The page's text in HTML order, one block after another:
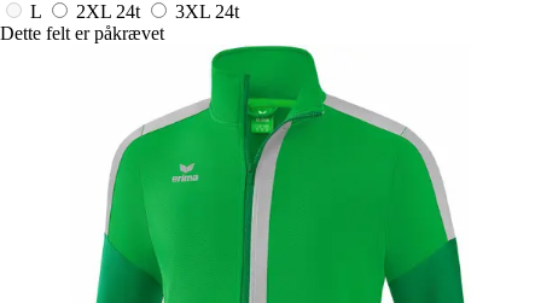
L
2XL 24t 3XL 24t
Dette felt er påkrævet